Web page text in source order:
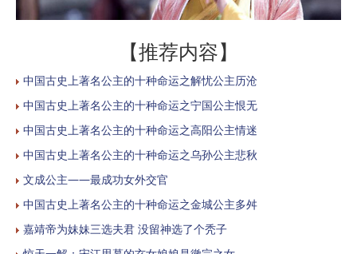
【推荐内容】
中国古史上著名公主的十种命运之解忧公主历沧
中国古史上著名公主的十种命运之宁国公主恨无
中国古史上著名公主的十种命运之高阳公主情迷
中国古史上著名公主的十种命运之乌孙公主悲秋
文成公主——最成功女外交官
中国古史上著名公主的十种命运之金城公主多舛
嘉靖帝为妹妹三选夫君 没留神选了个秃子